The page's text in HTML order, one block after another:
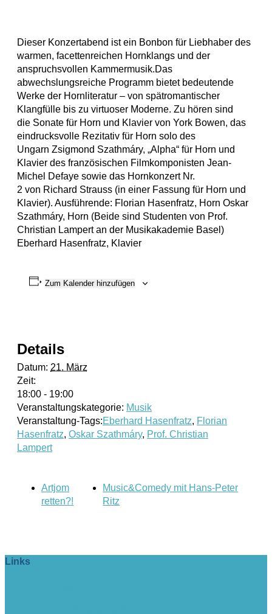
Dieser Konzertabend ist ein Bonbon für Liebhaber des
warmen, facettenreichen Hornklangs und der
anspruchsvollen Kammermusik.Das
abwechslungsreiche Programm bietet bedeutende
Werke der Hornliteratur – von spätromantischer
Klangfülle bis zu virtuoser Moderne. Zu hören sind
die Sonate für Horn und Klavier von York Bowen, das
eindrucksvolle Rezitativ für Horn solo des
Ungarn Zsigmond Szathmáry, „Alpha“ für Horn und
Klavier des französischen Filmkomponisten Jean-
Michel Defaye sowie das Hornkonzert Nr.
2 von Richard Strauss (in einer Fassung für Horn und
Klavier). Ausführende: Florian Hasenfratz, Horn Oskar
Szathmáry, Horn (Beide sind Studenten von Prof.
Christian Lampert an der Musikakademie Basel)
Eberhard Hasenfratz, Klavier
Zum Kalender hinzufügen
Details
Datum: 21. März
Zeit:
18:00 - 19:00
Veranstaltungskategorie: Musik
Veranstaltung-Tags:Eberhard Hasenfratz, Florian
Hasenfratz, Oskar Szathmáry, Prof. Christian
Lampert
Artjom
retten?!
Music&Comedy mit Hans-Peter
Ritz
Links